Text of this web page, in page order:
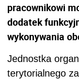
pracownikowi
dodatek
wykonywania
Jednostka
terytorialnego